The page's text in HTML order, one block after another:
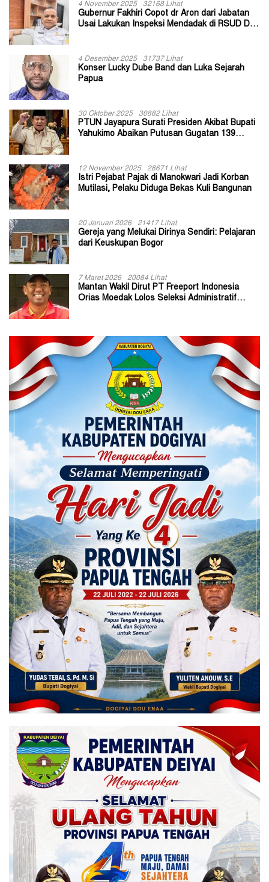
4 November 2025 32168 Lihat
Gubernur Fakhiri Copot dr Aron dari Jabatan
Usai Lakukan Inspeksi Mendadak di RSUD Dok
4 Desember 2025 31737 Lihat
Konser Lucky Dube Band dan Luka Sejarah
Papua
30 Oktober 2025 30882 Lihat
PTUN Jayapura Surati Presiden Akibat Bupati
Yahukimo Abaikan Putusan Gugatan 139
12 November 2025 28671 Lihat
Istri Pejabat Pajak di Manokwari Jadi Korban
Mutilasi, Pelaku Diduga Bekas Kuli Bangunan
20 Januari 2026 21417 Lihat
Gereja yang Melukai Dirinya Sendiri: Pelajaran
dari Keuskupan Bogor
7 Maret 2026 20084 Lihat
Mantan Wakil Dirut PT Freeport Indonesia
Orias Moedak Lolos Seleksi Administratif